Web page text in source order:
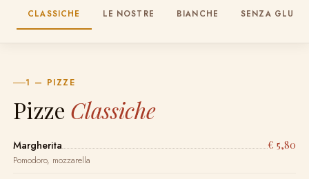
CLASSICHE LE NOSTRE BIANCHE SENZA
1 — PIZZE
Pizze Classiche
Margherita € 5,80
Pomodoro, mozzarella